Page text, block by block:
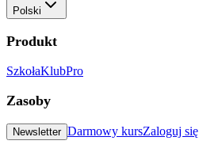
Polski
Produkt
SzkołaKlubPro
Zasoby
Newsletter Darmowy kursZaloguj się